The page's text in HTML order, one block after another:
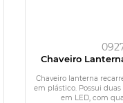
Chaveiro
Chaveiro lanterna
em plástico. Possui
em LED, com